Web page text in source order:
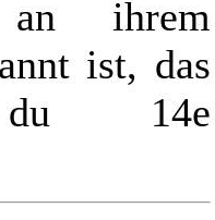
an ihrem
ist, das
14e